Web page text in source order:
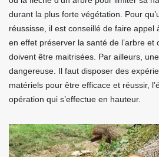
durant la plus forte végétation. Pour
réussisse, il est conseillé de faire appel
en effet préserver la santé de l’arbre et
doivent être maitrisées. Par ailleurs,
dangereuse. Il faut disposer des
matériels pour être efficace et réussir,
opération qui s’effectue en hauteur.